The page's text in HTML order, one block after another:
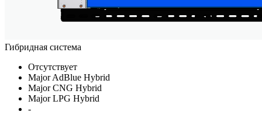
Гибридная система
Отсутствует
Major AdBlue Hybrid
Major CNG Hybrid
Major LPG Hybrid
-